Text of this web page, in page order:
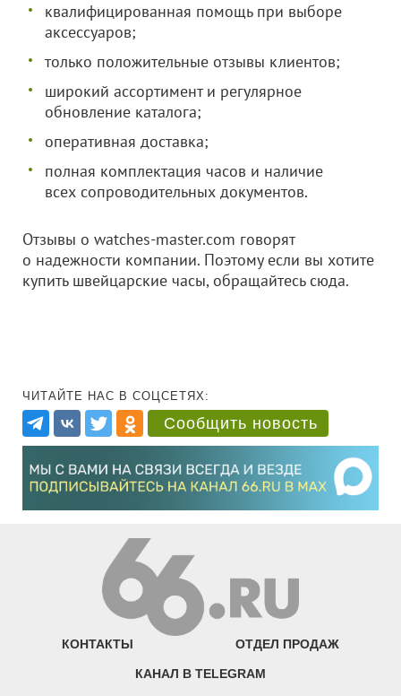
квалифицированная помощь при выборе
аксессуаров;
только положительные отзывы клиентов;
широкий ассортимент и регулярное
обновление каталога;
оперативная доставка;
полная комплектация часов и наличие
всех сопроводительных документов.
Отзывы о watches-master.com говорят
о надежности компании. Поэтому если вы хотите
купить швейцарские часы, обращайтесь сюда.
ЧИТАЙТЕ НАС В СОЦСЕТЯХ:
Сообщить новость
КОНТАКТЫ ОТДЕЛ ПРОДАЖ
КАНАЛ В TELEGRAM